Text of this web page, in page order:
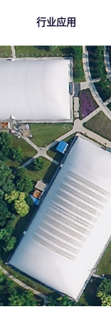
行业应用